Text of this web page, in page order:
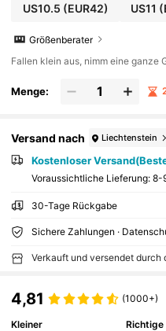
US10.5 (EUR42) US11
Größenberater
Fallen klein aus, nimm eine ganze
Menge:
Versand nach Liechtenstein
Kostenloser
Voraussichtliche Lieferung: 8-
30-Tage Rückgabe
Sichere Zahlungen ·
Verkauft und versendet durch
4,81 (1000+)
Kleiner
Richtige